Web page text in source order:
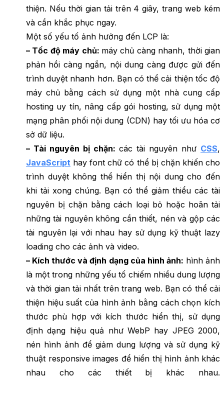
thiện. Nếu thời gian tải trên 4 giây, trang web kém
và cần khắc phục ngay.
Một số yếu tố ảnh hưởng đến LCP là:
– Tốc độ máy chủ: máy chủ càng nhanh, thời gian
phản hồi càng ngắn, nội dung càng được gửi đến
trình duyệt nhanh hơn. Bạn có thể cải thiện tốc độ
máy chủ bằng cách sử dụng một nhà cung cấp
hosting uy tín, nâng cấp gói hosting, sử dụng một
mạng phân phối nội dung (CDN) hay tối ưu hóa cơ
sở dữ liệu.
– Tài nguyên bị chặn: các tài nguyên như CSS,
JavaScript hay font chữ có thể bị chặn khiến cho
trình duyệt không thể hiển thị nội dung cho đến
khi tải xong chúng. Bạn có thể giảm thiểu các tài
nguyên bị chặn bằng cách loại bỏ hoặc hoãn tải
những tài nguyên không cần thiết, nén và gộp các
tài nguyên lại với nhau hay sử dụng kỹ thuật lazy
loading cho các ảnh và video.
– Kích thước và định dạng của hình ảnh: hình ảnh
là một trong những yếu tố chiếm nhiều dung lượng
và thời gian tải nhất trên trang web. Bạn có thể cải
thiện hiệu suất của hình ảnh bằng cách chọn kích
thước phù hợp với kích thước hiển thị, sử dụng
định dạng hiệu quả như WebP hay JPEG 2000,
nén hình ảnh để giảm dung lượng và sử dụng kỹ
thuật responsive images để hiển thị hình ảnh khác
nhau cho các thiết bị khác nhau.